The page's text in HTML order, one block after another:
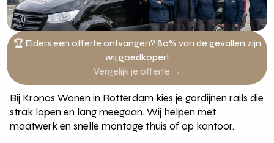
🏆 Elders een offerte ontvangen? 80% van de gevallen zijn
wij goedkoper!
Vergelijk je offerte →
Bij Kronos Wonen in Rotterdam kies je gordijnen rails die
strak lopen en lang meegaan. Wij helpen met
maatwerk en snelle montage thuis of op kantoor.